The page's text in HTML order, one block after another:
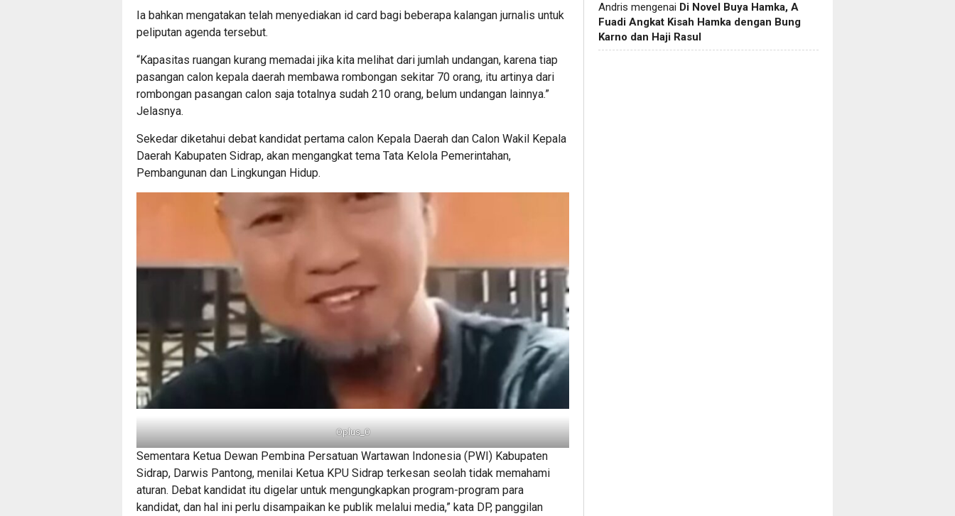
Ia bahkan mengatakan telah menyediakan id card bagi beberapa kalangan jurnalis untuk
peliputan agenda tersebut.
“Kapasitas ruangan kurang memadai jika kita melihat dari jumlah undangan, karena tiap
pasangan calon kepala daerah membawa rombongan sekitar 70 orang, itu artinya dari
rombongan pasangan calon saja totalnya sudah 210 orang, belum undangan lainnya.”
Jelasnya.
Sekedar diketahui debat kandidat pertama calon Kepala Daerah dan Calon Wakil Kepala
Daerah Kabupaten Sidrap, akan mengangkat tema Tata Kelola Pemerintahan,
Pembangunan dan Lingkungan Hidup.
Oplus_0
Sementara Ketua Dewan Pembina Persatuan Wartawan Indonesia (PWI) Kabupaten
Sidrap, Darwis Pantong, menilai Ketua KPU Sidrap terkesan seolah tidak memahami
aturan. Debat kandidat itu digelar untuk mengungkapkan program-program para
kandidat, dan hal ini perlu disampaikan ke publik melalui media,” kata DP, panggilan
Andris mengenai Di Novel Buya Hamka, A
Fuadi Angkat Kisah Hamka dengan Bung
Karno dan Haji Rasul